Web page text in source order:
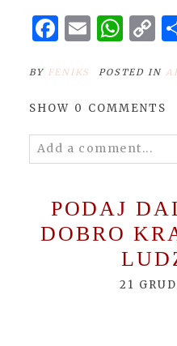
Email
BY FENIKS POSTED IN
SHOW 0 COMMENTS
Add a comment...
Required fields are
PODAJ
DOBRO
21